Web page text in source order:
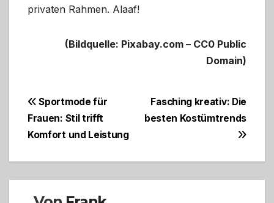
privaten Rahmen. Alaaf!
(Bildquelle: Pixabay.com – CC0 Public
Domain)
Beitragsnavigation
Fasching kreativ: Die
besten Kostümtrends
Sportmode für
Frauen: Stil trifft
Komfort und Leistung